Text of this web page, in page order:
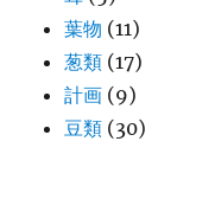
葉物 (11)
葱類 (17)
計画 (9)
豆類 (30)